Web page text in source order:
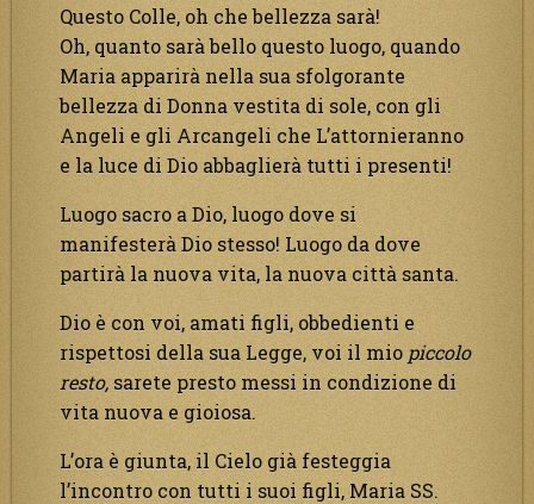
Questo Colle, oh che bellezza sarà!
Oh, quanto sarà bello questo luogo, quando
Maria apparirà nella sua sfolgorante
bellezza di Donna vestita di sole, con gli
Angeli e gli Arcangeli che L’attornieranno
e la luce di Dio abbaglierà tutti i presenti!
Luogo sacro a Dio, luogo dove si
manifesterà Dio stesso! Luogo da dove
partirà la nuova vita, la nuova città santa.
Dio è con voi, amati figli, obbedienti e
rispettosi della sua Legge, voi il mio piccolo
resto, sarete presto messi in condizione di
vita nuova e gioiosa.
L’ora è giunta, il Cielo già festeggia
l’incontro con tutti i suoi figli, Maria SS.